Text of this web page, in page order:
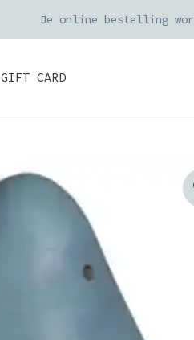
GIFT CARD
Je online bestelling